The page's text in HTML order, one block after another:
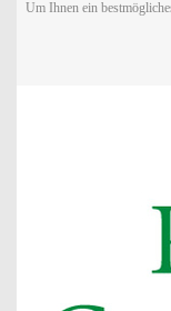
Um Ihnen ein